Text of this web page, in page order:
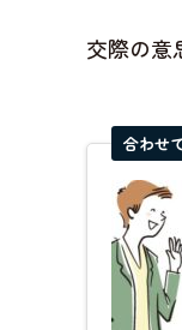
交際の意
合わせ